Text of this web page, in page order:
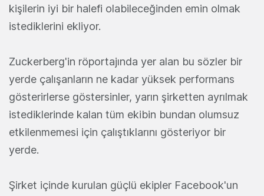
kişilerin iyi bir halefi olabileceğinden emin olmak
istediklerini ekliyor.
Zuckerberg'in röportajında yer alan bu sözler bir
yerde çalışanların ne kadar yüksek performans
gösterirlerse göstersinler, yarın şirketten ayrılmak
istediklerinde kalan tüm ekibin bundan olumsuz
etkilenmemesi için çalıştıklarını gösteriyor bir
yerde.
Şirket içinde kurulan güçlü ekipler Facebook'un